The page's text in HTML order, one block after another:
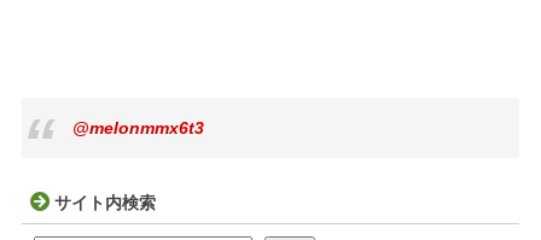
@melonmmx6t3
サイト内検索